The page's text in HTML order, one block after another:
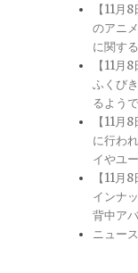
【11月
のアニ
に関す
【11月
ふくび
るよう
【11月
に行わ
イやユ
【11
インナ
背中ア
ニュー